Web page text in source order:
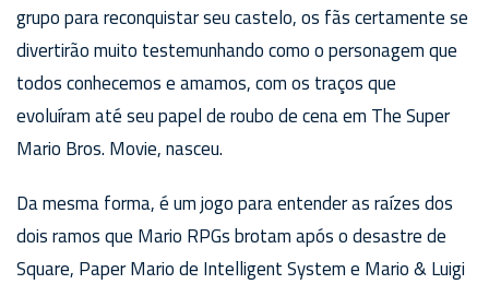
grupo para reconquistar seu castelo, os fãs certamente se
divertirão muito testemunhando como o personagem que
todos conhecemos e amamos, com os traços que
evoluíram até seu papel de roubo de cena em The Super
Mario Bros. Movie, nasceu.
Da mesma forma, é um jogo para entender as raízes dos
dois ramos que Mario RPGs brotam após o desastre de
Square, Paper Mario de Intelligent System e Mario & Luigi